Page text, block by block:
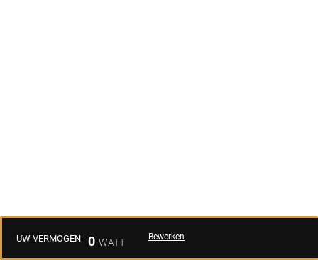
UW VERMOGEN 0 Bewerken